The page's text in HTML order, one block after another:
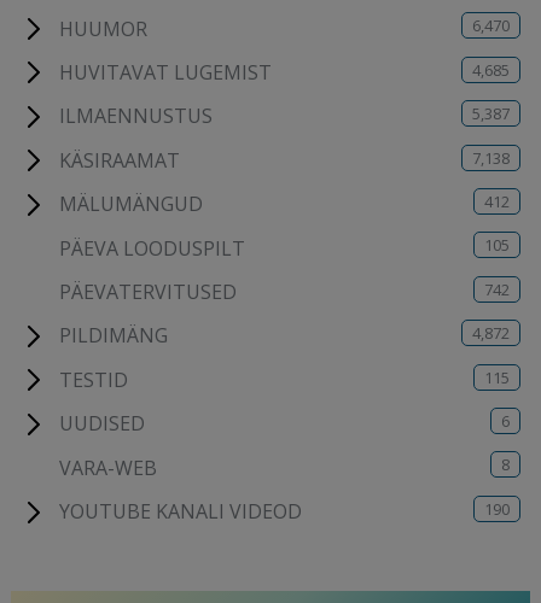
HUUMOR 6,470
HUVITAVAT LUGEMIST 4,685
ILMAENNUSTUS 5,387
KÄSIRAAMAT 7,138
MÄLUMÄNGUD 412
PÄEVA LOODUSPILT 105
PÄEVATERVITUSED 742
PILDIMÄNG 4,872
TESTID 115
UUDISED 6
VARA-WEB 8
YOUTUBE KANALI VIDEOD 190